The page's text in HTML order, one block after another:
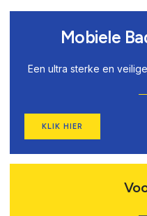
Mobiele
Een ultra sterke en
KLIK HIER